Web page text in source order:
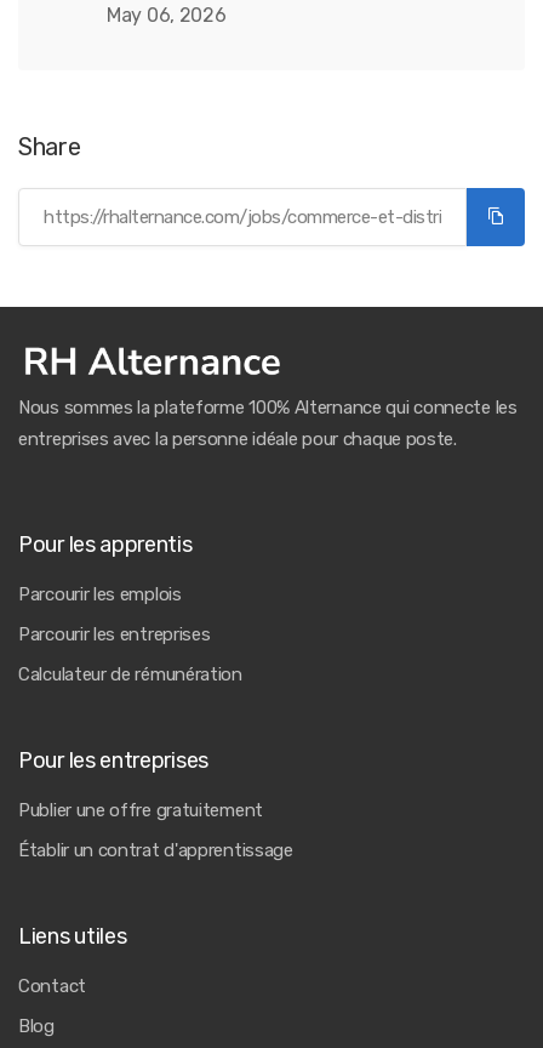
May 06, 2026
Share
Nous sommes la plateforme 100% Alternance qui connecte les
entreprises avec la personne idéale pour chaque poste.
Pour les apprentis
Parcourir les emplois
Parcourir les entreprises
Calculateur de rémunération
Pour les entreprises
Publier une offre gratuitement
Établir un contrat d'apprentissage
Liens utiles
Contact
Blog